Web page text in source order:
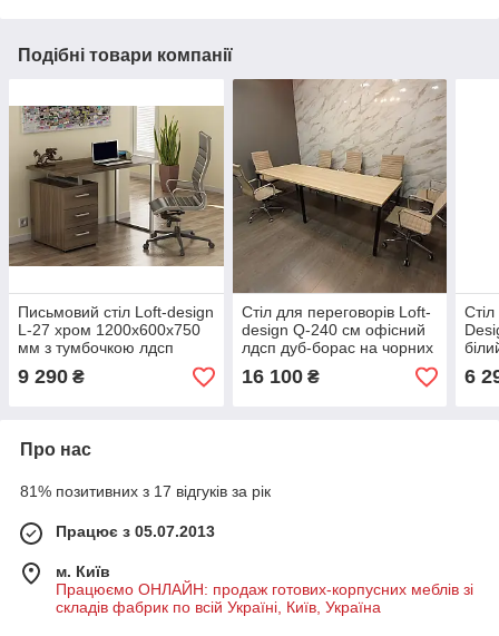
Подібні товари компанії
Письмовий стіл Loft-design
L-27 хром 1200х600х750
мм з тумбочкою лдсп
горіх-модена
9 290 ₴
Стіл для переговорів Loft-
design Q-240 см офісний
лдсп дуб-борас на чорних
ніжках
16 100₴ 6
Про нас
81% позитивних з 17 відгуків за рік
Працює з 05.07.2013
м. Київ
Працюємо ОНЛАЙН: продаж готових-корпусних меблів зі
складів фабрик по всій Україні, Київ, Україна